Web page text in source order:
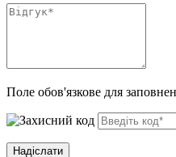
Поле обов'язкове для